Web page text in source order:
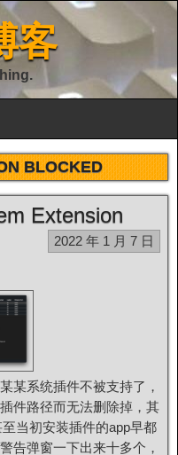
客
BLOCKED
Extension
2022 年 1 月 7 日
某系统插件不被支持了，
件路径而无法删除掉，其
当初安装插件的app早都
告弹窗一下出来十多个，